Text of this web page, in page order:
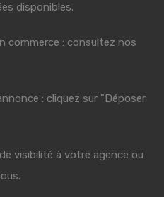
disponibles.
commerce : consultez nos
: cliquez sur "Déposer
visibilité à votre agence ou